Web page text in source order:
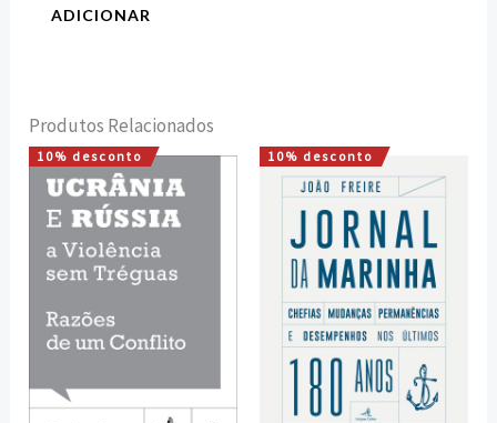
ADICIONAR
Produtos Relacionados
10% desconto
O
preço
original
era:
16,00 €.
O
preço
atual
é:
14,40 €.
10% desconto
O
preço
original
20,00 €.
O
preço
atual
é:
18,00 €.